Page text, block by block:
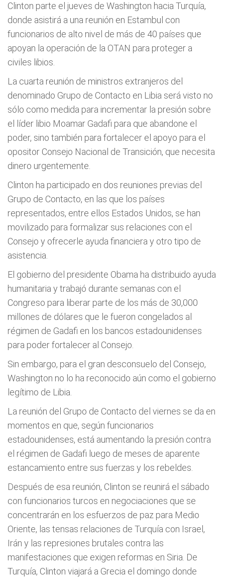
Clinton parte el jueves de Washington hacia Turquía,
donde asistirá a una reunión en Estambul con
funcionarios de alto nivel de más de 40 países que
apoyan la operación de la OTAN para proteger a
civiles libios.
La cuarta reunión de ministros extranjeros del
denominado Grupo de Contacto en Libia será visto no
sólo como medida para incrementar la presión sobre
el líder libio Moamar Gadafi para que abandone el
poder, sino también para fortalecer el apoyo para el
opositor Consejo Nacional de Transición, que necesita
dinero urgentemente.
Clinton ha participado en dos reuniones previas del
Grupo de Contacto, en las que los países
representados, entre ellos Estados Unidos, se han
movilizado para formalizar sus relaciones con el
Consejo y ofrecerle ayuda financiera y otro tipo de
asistencia.
El gobierno del presidente Obama ha distribuido ayuda
humanitaria y trabajó durante semanas con el
Congreso para liberar parte de los más de 30,000
millones de dólares que le fueron congelados al
régimen de Gadafi en los bancos estadounidenses
para poder fortalecer al Consejo.
Sin embargo, para el gran desconsuelo del Consejo,
Washington no lo ha reconocido aún como el gobierno
legítimo de Libia.
La reunión del Grupo de Contacto del viernes se da en
momentos en que, según funcionarios
estadounidenses, está aumentando la presión contra
el régimen de Gadafi luego de meses de aparente
estancamiento entre sus fuerzas y los rebeldes.
Después de esa reunión, Clinton se reunirá el sábado
con funcionarios turcos en negociaciones que se
concentrarán en los esfuerzos de paz para Medio
Oriente, las tensas relaciones de Turquía con Israel,
Irán y las represiones brutales contra las
manifestaciones que exigen reformas en Siria. De
Turquía, Clinton viajará a Grecia el domingo donde